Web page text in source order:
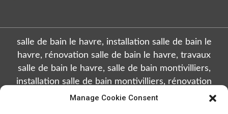
Manage Cookie Consent
salle de bain le havre, installation salle de bain le
havre, rénovation salle de bain le havre, travaux
salle de bain le havre, salle de bain montivilliers,
installation salle de bain montivilliers, rénovation
salle de bain montivilliers, travaux salle de bain